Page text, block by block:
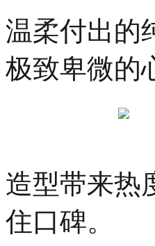
温柔付出的
极致卑微的
造型带来热
住口碑。